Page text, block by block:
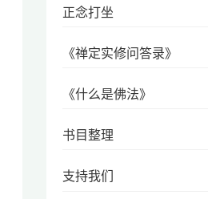
正念打坐
《禅定实修问答录》
《什么是佛法》
书目整理
支持我们